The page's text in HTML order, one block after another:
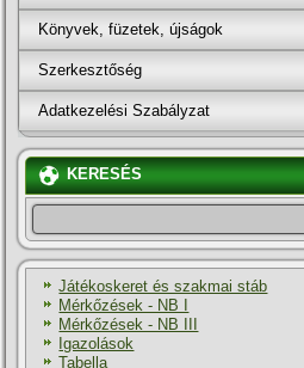
Könyvek, füzetek, újságok
Szerkesztőség
Adatkezelési Szabályzat
KERESÉS
Játékoskeret és szakmai stáb
Mérkőzések - NB I
Mérkőzések - NB III
Igazolások
Tabella